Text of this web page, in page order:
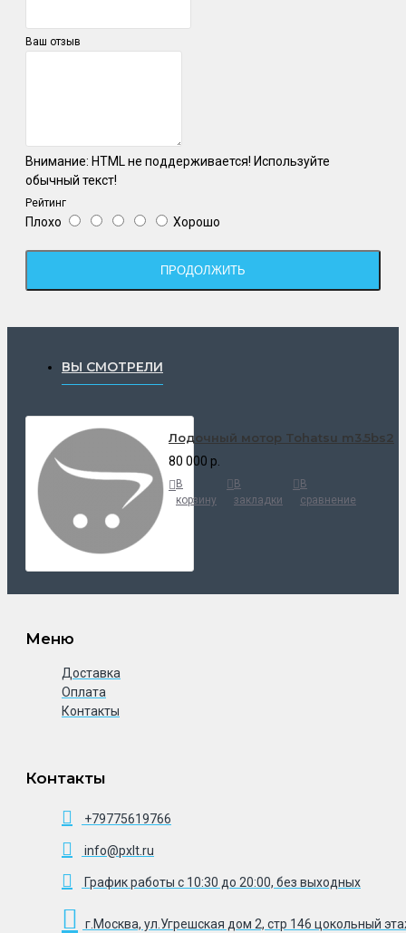
Ваш отзыв
Внимание: HTML не поддерживается! Используйте
обычный текст!
Рейтинг
Плохо Хорошо
ПРОДОЛЖИТЬ
ВЫ СМОТРЕЛИ
Лодочный мотор Tohatsu m3.5bs2
80 000 р.
В
корзину
В
закладки
В
сравнение
Меню
Доставка
Оплата
Контакты
Контакты
+79775619766
info@pxlt.ru
График работы с 10:30 до 20:00, без выходных
г.Москва, ул.Угрешская дом 2, стр 146 цокольный